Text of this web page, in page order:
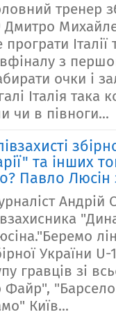
тренер
Дмитро
програти
з
очки і
Італія
чи в півноги...
та інших
Павло
Андрій
України
гравців зі
Файр",
Київ...